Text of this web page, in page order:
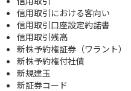
信用取引における客向い
信用取引口座設定約諾書
信用取引残高
新株予約権証券（ワラント）
新株予約権付社債
新規建玉
新証券コード